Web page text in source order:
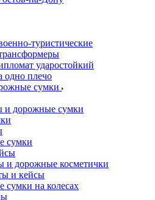
туристические
ударостойкий
одно плечо
сумки
и дорожные сумки
сумки
и дорожные косметички
и кейсы
сумки на колесах